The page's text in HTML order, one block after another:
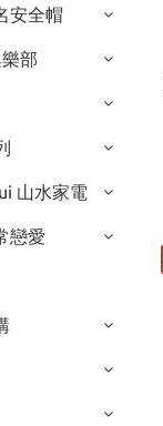
安全帽
部
山水家電
戀愛